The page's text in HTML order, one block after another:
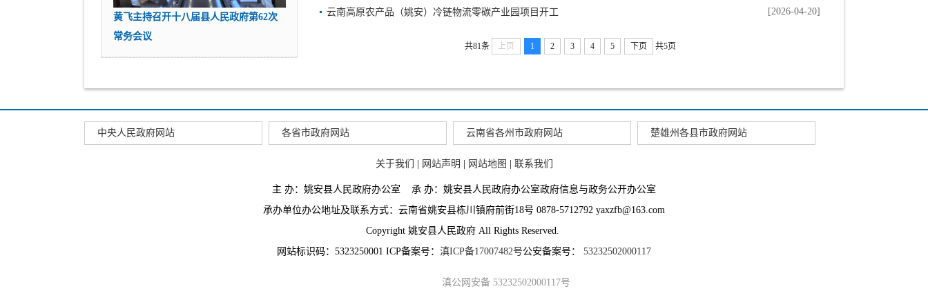
黄飞主持召开十八届县人民政府第62次
常务会议
[2026-04-20]
云南高原农产品（姚安）冷链物流零碳产业园项目开工
共81条 上页 1 2 3 4 5 下页 共5页
中央人民政府网站 各省市政府网站 云南省各州市政府网站 楚雄州各县市政府网站
关于我们 网站声明 网站地图 联系我们
主 办：姚安县人民政府办公室 承 办：姚安县人民政府办公室政府信息与政务公开办公室
承办单位办公地址及联系方式：云南省姚安县栋川镇府前街18号 0878-5712792 yaxzfb@163.com
Copyright 姚安县人民政府 All Rights Reserved.
网站标识码：5323250001 ICP备案号： 滇ICP备17007482号公安备案号： 53232502000117
滇公网安备 53232502000117号